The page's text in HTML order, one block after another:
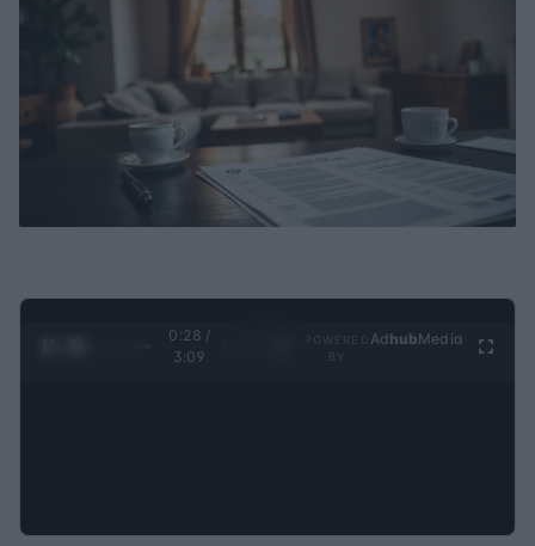
0:28 /
3:09
Ad hubMedia